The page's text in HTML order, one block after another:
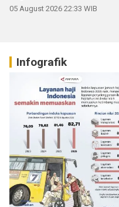
05 August 2026 22:33 WIB
Infografik